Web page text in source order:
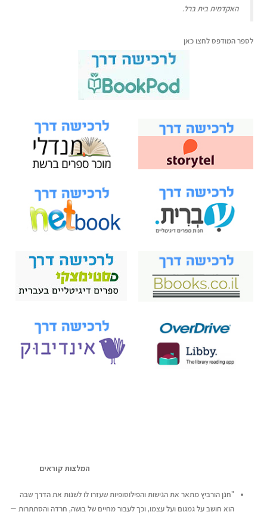
האקדמית בית ברל.
לספר המודפס לחצו כאן
המלצות קוראים
"חנן הורביץ מתאר את הגישות והפילוסופיות שעזרו לו לשנות את הדרך שבה
הוא חושב על גמגום ועל עצמו, וכך לעבור מחיים של בושה, חרדה והסתתרות —